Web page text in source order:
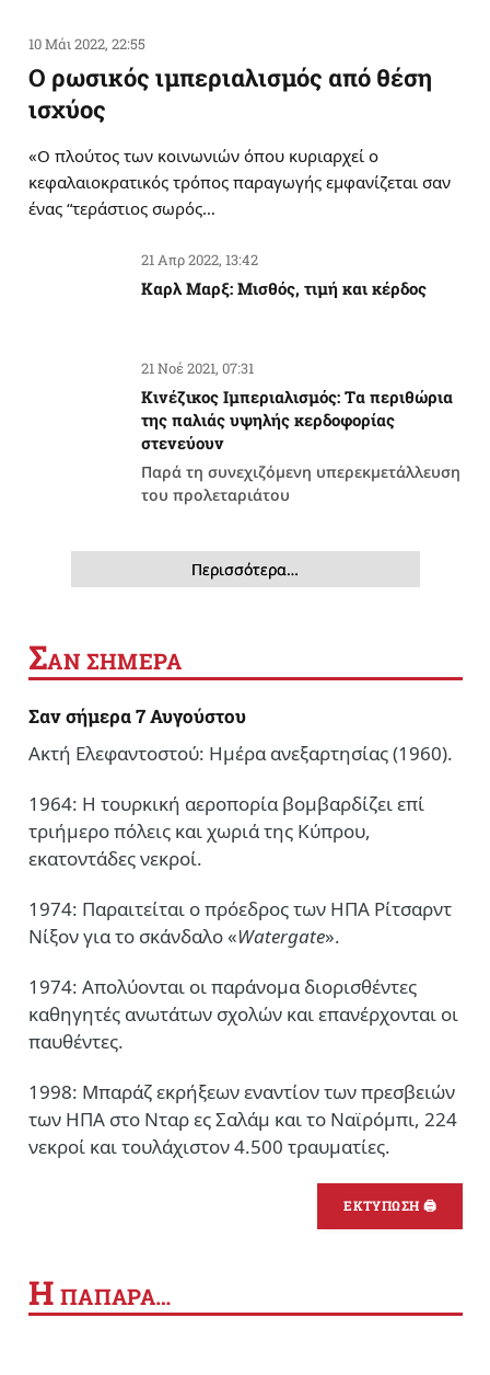
10 Μάι 2022, 22:55
Ο ρωσικός ιμπεριαλισμός από θέση
ισχύος
«Ο πλούτος των κοινωνιών όπου κυριαρχεί ο
κεφαλαιοκρατικός τρόπος παραγωγής εμφανίζεται σαν
ένας “τεράστιος σωρός…
21 Απρ 2022, 13:42
Καρλ Μαρξ: Μισθός, τιμή και κέρδος
21 Νοέ 2021, 07:31
Κινέζικος Ιμπεριαλισμός: Tα περιθώρια
της παλιάς υψηλής κερδοφορίας
στενεύουν
Παρά τη συνεχιζόμενη υπερεκμετάλλευση
του προλεταριάτου
Περισσότερα…
ΣΑΝ ΣΗΜΕΡΑ
Σαν σήμερα 7 Αυγούστου
Ακτή Ελεφαντοστού: Ημέρα ανεξαρτησίας (1960).
1964: Η τουρκική αεροπορία βομβαρδίζει επί
τριήμερο πόλεις και χωριά της Κύπρου,
εκατοντάδες νεκροί.
1974: Παραιτείται ο πρόεδρος των ΗΠΑ Ρίτσαρντ
Νίξον για το σκάνδαλο «Watergate».
1974: Απολύονται οι παράνομα διορισθέντες
καθηγητές ανωτάτων σχολών και επανέρχονται οι
παυθέντες.
1998: Μπαράζ εκρήξεων εναντίον των πρεσβειών
των ΗΠΑ στο Νταρ ες Σαλάμ και το Ναϊρόμπι, 224
νεκροί και τουλάχιστον 4.500 τραυματίες.
ΕΚΤΥΠΩΣΗ 🖨
Η ΠΑΠΑΡΑ…